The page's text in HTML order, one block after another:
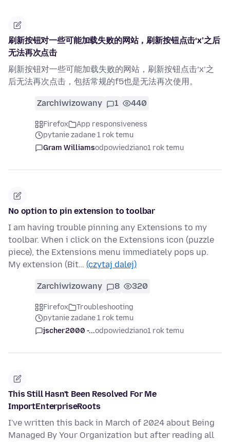
刷新按钮对一些可能加载失败的网站，刷新按钮点击‘x’之后
无法再次点击
刷新按钮对一些可能加载失败的网站，刷新按钮点击‘x’之
后无法再次点击，包括常规的f5也是无法再次使用。
Zarchiwizowany 1 440
Firefox
App responsiveness
pytanie zadane 1 rok temu
Gram Williamsodpowiedziano1 rok temu
No option to pin extension to toolbar
I am having trouble pinning any Extensions to my
toolbar. When i click on the Extensions icon (puzzle
piece), the Extensions menu immediately pops up.
My extension (Bit… (czytaj dalej)
Zarchiwizowany 8 320
Firefox
Troubleshooting
pytanie zadane 1 rok temu
jscher2000 -...odpowiedziano1 rok temu
This Still Hasn't Been Resolved For Me
ImportEnterpriseRoots
I've written this back in March of 2024 about Being
Managed By Your Organization but after reading all